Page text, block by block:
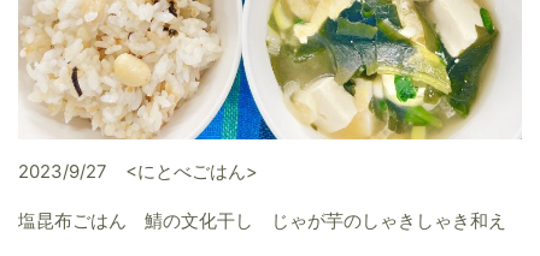
2023/9/27 <にとべごはん>
塩昆布ごはん 鯖の文化干し じゃが芋のしゃきしゃき和え